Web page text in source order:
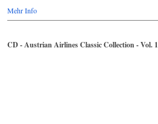
Mehr Info
CD - Austrian Airlines Classic Collection - Vol. 1